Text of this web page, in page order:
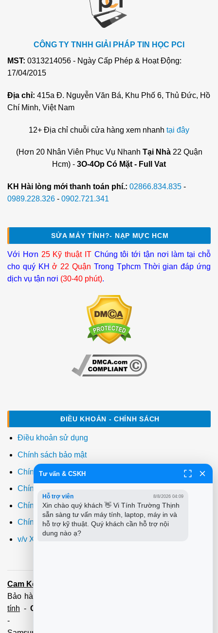
CÔNG TY TNHH GIẢI PHÁP TIN HỌC PCI
MST: 0313214056 - Ngày Cấp Phép & Hoạt Động:
17/04/2015
Địa chỉ: 415a Đ. Nguyễn Văn Bá, Khu Phố 6, Thủ Đức, Hồ
Chí Minh, Việt Nam
12+ Địa chỉ chuỗi cửa hàng xem nhanh tại đây
(Hơn 20 Nhân Viên Phục Vụ Nhanh Tại Nhà22 Quận
Hcm) - 3O-4Op Có Mặt - Full Vat
KH Hài lòng mới thanh toán phí.: 02866.834.835 -
0989.228.326 - 0902.721.341
SỬA MÁY TÍNH?- NẠP MỰC HCM
Với Hơn 25 Kỹ thuật ITChúng tôi tới tận nơi làm tại chỗ
cho quý KHở 22 Quận Trong Tphcm Thời gian đáp ứng
dịch vụ tận nơi (30-40 phút).
ĐIỀU KHOẢN - CHÍNH SÁCH
Điều khoản sử dụng
Chính sách bảo mật
Chính sách thanh toán
Chính sách giao hàng
Chính sách đổi trả
Chính sách bảo hành
v/v Xuất hóa đơn đỏ VAT
Cam Kết:
Bảo hành tận tâm - Xuất hóa đơn đỏ đầy đủ
tính - Cài Win Tận Nơi
-
Tư vấn & CSKH
Hỗ trợ viên 8/8/2026 04:09
Xin chào quý khách 👋 Vi Tính Trường Thịnh
sẵn sàng tư vấn máy tính, laptop, máy in và
hỗ trợ kỹ thuật. Quý khách cần hỗ trợ nội
dung nào ạ?